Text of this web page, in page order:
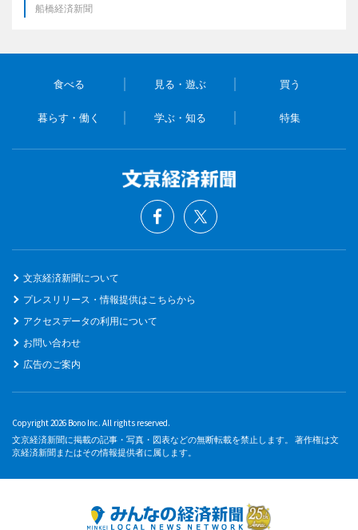
船橋経済新聞
食べる 見る・遊ぶ 買う
暮らす・働く 学ぶ・知る 特集
文京経済新聞について
プレスリリース・情報提供はこちらから
アクセスデータの利用について
お問い合わせ
広告のご案内
Copyright 2026 Bono Inc. All rights reserved.
文京経済新聞に掲載の記事・写真・図表などの無断転載を禁止します。 著作権は文
京経済新聞またはその情報提供者に属します。